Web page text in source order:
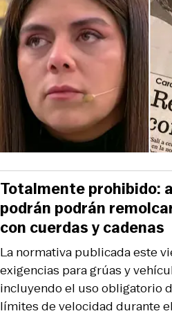
La normativa publicada este
exigencias para grúas y
incluyendo el uso obligatorio
límites de velocidad durante
Totalmente prohibido:
podrán podrán
con cuerdas y cadenas